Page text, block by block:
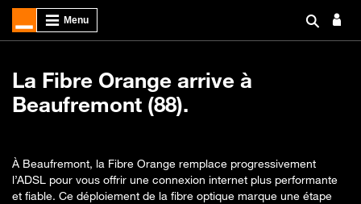
La Fibre Orange arrive à
Beaufremont (88).
À Beaufremont, la Fibre Orange remplace progressivement
l’ADSL pour vous offrir une connexion internet plus performante
et fiable. Ce déploiement de la fibre optique marque une étape